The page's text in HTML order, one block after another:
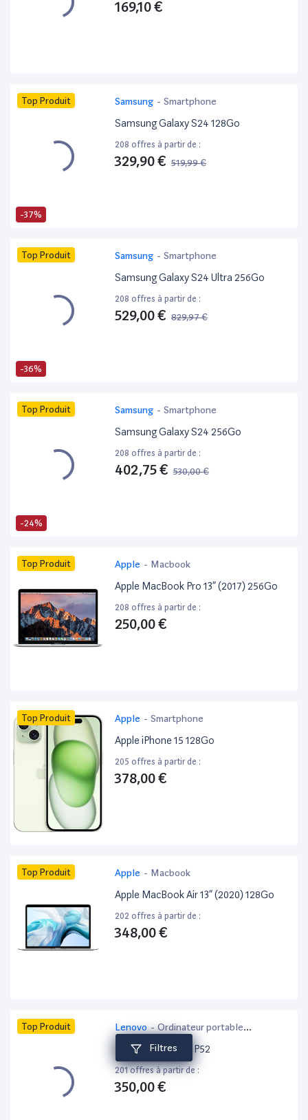
Filtres
169,10 €
-37%
Top Produit Samsung - Smartphone
Samsung Galaxy S24 128Go
208 offres à partir de :
329,90 € 519,99 €
-36%
Top Produit Samsung - Smartphone
Samsung Galaxy S24 Ultra 256Go
208 offres à partir de :
529,00 € 829,97 €
-24%
Top Produit Samsung - Smartphone
Samsung Galaxy S24 256Go
208 offres à partir de :
402,75 € 530,00 €
Top Produit Apple - Macbook
Apple MacBook Pro 13” (2017) 256Go
208 offres à partir de :
250,00 €
Top Produit Apple - Smartphone
Apple iPhone 15 128Go
205 offres à partir de :
378,00 €
Top Produit Apple - Macbook
Apple MacBook Air 13” (2020) 128Go
202 offres à partir de :
348,00 €
Top Produit Lenovo- Ordinateur portable
bureautique
Lenovo ThinkPad P52
201 offres à partir de :
350,00 €